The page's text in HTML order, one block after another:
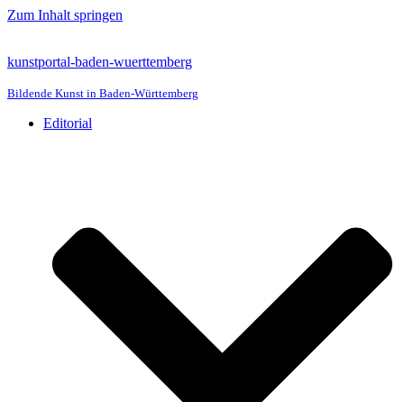
Zum Inhalt springen
kunstportal-baden-wuerttemberg
Bildende Kunst in Baden-Württemberg
Editorial